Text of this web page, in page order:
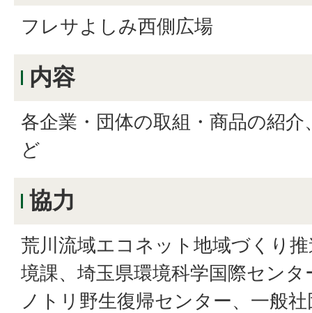
フレサよしみ西側広場
内容
各企業・団体の取組・商品の紹
ど
協力
荒川流域エコネット地域づくり
境課、埼玉県環境科学国際セン
ノトリ野生復帰センター、一般